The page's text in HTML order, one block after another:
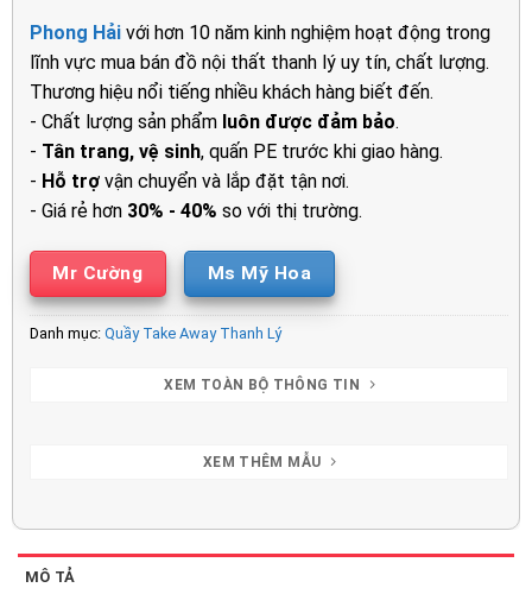
là:
3.600.000₫.
tại
là:
Phong Hảivới hơn 10 năm kinh nghiệm hoạt động trong
lĩnh vực mua bán đồ nội thất thanh lý uy tín, chất lượng.
Thương hiệu nổi tiếng nhiều khách hàng biết đến.
- Chất lượng sản phẩm luôn được đảm bảo.
- Tân trang, vệ sinh, quấn PE trước khi giao hàng.
- Hỗ trợvận chuyển và lắp đặt tận nơi.
- Giá rẻ hơn 30% - 40% so với thị trường.
Mr Cường Ms Mỹ Hoa
Danh mục: Quầy Take Away Thanh Lý
XEM TOÀN BỘ THÔNG TIN
XEM THÊM MẪU
MÔ TẢ